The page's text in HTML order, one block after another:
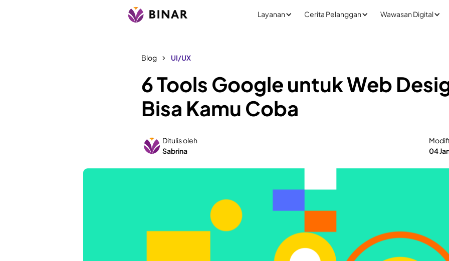
Layanan Cerita Pelanggan Wawasan Digital
Blog UI/UX
6 Tools Google untuk Web
Bisa Kamu Coba
Ditulis oleh
Sabrina
04